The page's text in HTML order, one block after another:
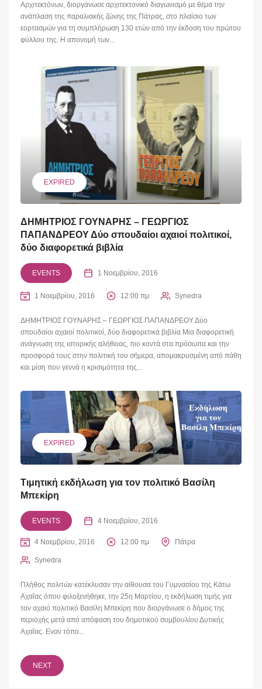
Αρχιτεκτόνων, διοργάνωσε αρχιτεκτονικό διαγωνισμό με θέμα την
ανάπλαση της παραλιακής ζώνης της Πάτρας, στο πλαίσιο των
εορτασμών για τη συμπλήρωση 130 ετών από την έκδοση του πρώτου
φύλλου της. Η απονομή των...
EXPIRED
ΔΗΜΗΤΡΙΟΣ ΓΟΥΝΑΡΗΣ – ΓΕΩΡΓΙΟΣ
ΠΑΠΑΝΔΡΕΟΥ Δύο σπουδαίοι αχαιοί πολιτικοί,
δύο διαφορετικά βιβλία
EVENTS 1 Νοεμβρίου, 2016
1 Νοεμβρίου, 2016 12:00 πμ Synedra
ΔΗΜΗΤΡΙΟΣ ΓΟΥΝΑΡΗΣ – ΓΕΩΡΓΙΟΣ ΠΑΠΑΝΔΡΕΟΥ Δύο
σπουδαίοι αχαιοί πολιτικοί, δύο διαφορετικά βιβλία Μια διαφορετική
ανάγνωση της ιστορικής αλήθειας, πιο κοντά στα πρόσωπα και την
προσφορά τους στην πολιτική του σήμερα, απομακρυσμένη από πάθη
και μίση που γεννά η κρισιμότητα της...
EXPIRED
Τιμητική εκδήλωση για τον πολιτικό Βασίλη
Μπεκίρη
EVENTS 4 Νοεμβρίου, 2016
4 Νοεμβρίου, 2016 12:00 πμ Πάτρα
Synedra
Πλήθος πολιτών κατέκλυσαν την αίθουσα του Γυμνασίου της Κάτω
Αχαΐας όπου φιλοξενήθηκε, την 25η Μαρτίου, η εκδήλωση τιμής για
τον αχαιό πολιτικό Βασίλη Μπεκίρη που διοργάνωσε ο δήμος της
περιοχής μετά από απόφαση του δημοτικού συμβουλίου Δυτικής
Αχαΐας. Εναν τόπο...
NEXT